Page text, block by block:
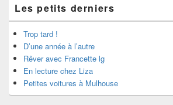
Les petits derniers
Trop tard !
D’une année à l’autre
Rêver avec Francette lg
En lecture chez Liza
Petites voitures à Mulhouse